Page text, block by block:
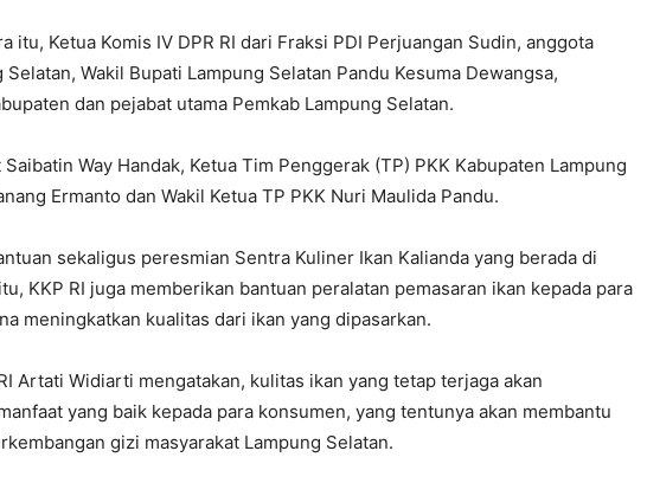
itu, Ketua Komis IV DPR RI dari Fraksi PDI Perjuangan Sudin, anggota
Wakil Bupati Lampung Selatan Pandu Kesuma Dewangsa,
dan pejabat utama Pemkab Lampung Selatan.
Way Handak, Ketua Tim Penggerak (TP) PKK Kabupaten Lampung
Ermanto dan Wakil Ketua TP PKK Nuri Maulida Pandu.
sekaligus peresmian Sentra Kuliner Ikan Kalianda yang berada di
KKP RI juga memberikan bantuan peralatan pemasaran ikan kepada para
meningkatkan kualitas dari ikan yang dipasarkan.
Artati Widiarti mengatakan, kulitas ikan yang tetap terjaga akan
yang baik kepada para konsumen, yang tentunya akan membantu
gizi masyarakat Lampung Selatan.